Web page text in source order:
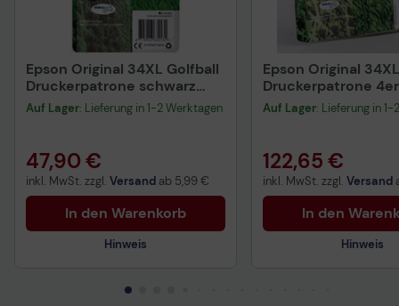
Epson Original 34XL Golfball
Druckerpatrone schwarz
1.100 Seiten 16,3ml
(C13T34714010)
Auf Lager: Lieferung in 1-2 Werktagen
47,90 €
inkl. MwSt. zzgl. Versand ab 5,99 €
In den Warenkorb
Hinweis
Epson Original
Druckerpatrone 4er
Multipack schwarz
magenta gelb
Auf Lager: Lieferung in
122,65 €
inkl. MwSt. zzgl. Versand
In den
Hinweis